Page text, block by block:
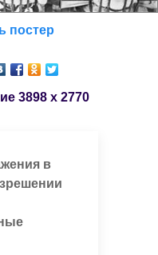
постер
3898 x 2770
в